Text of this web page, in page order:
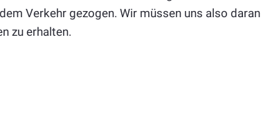
Verkehr gezogen. Wir müssen uns also daran
zu erhalten.